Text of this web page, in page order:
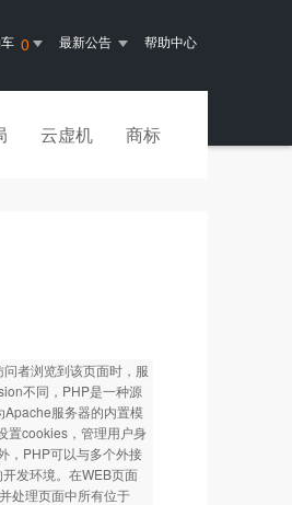
0 最新公告 帮助中心
云虚机 商标
者浏览到该页面时，服
不同，PHP是一种源
Apache服务器的内置模
置cookies，管理用户身
，PHP可以与多个外接
发环境。在WEB页面
处理页面中所有位于